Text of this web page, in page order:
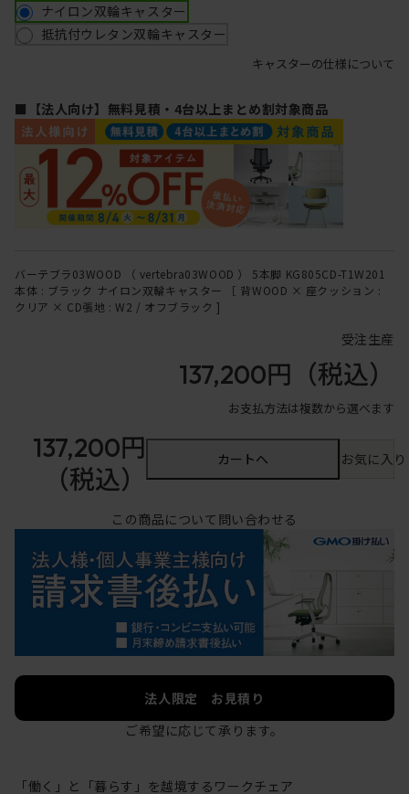
ナイロン双輪キャスター
抵抗付ウレタン双輪キャスター
キャスターの仕様について
■【法人向け】無料見積・4台以上まとめ割対象商品
バーテブラ03WOOD （ vertebra03WOOD ） 5本脚 KG805CD-T1W201
本体 : ブラック ナイロン双輪キャスター ［ 背WOOD × 座クッション :
クリア × CD張地 : W2 / オフブラック ]
受注生産
137,200円 （税込）
お支払方法は複数から選べます
137,200円
（税込）
カートへ お気に入
この商品について問い合わせる
法人限定 お見積り
ご希望に応じて承ります。
「働く」と「暮らす」を越境するワークチェア